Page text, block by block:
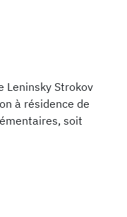
Leninsky Strokov
à résidence de
soit